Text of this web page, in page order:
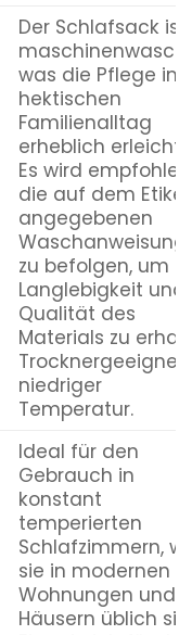
Der Schlafsack ist
was die Pflege im
hektischen
Familienalltag
erheblich
Es wird
die auf dem
angegebenen
zu befolgen, um
Langlebigkeit und
Qualität des
Materials zu
Trocknergeeignet
niedriger
Temperatur.
Ideal für den
Gebrauch in
konstant
temperierten
Schlafzimmern,
sie in modernen
Wohnungen und
Häusern üblich